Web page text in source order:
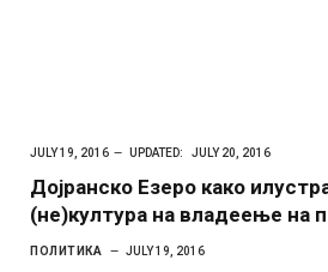
JULY 19, 2016 UPDATED: JULY 20, 2016
Дојранско Езеро како
(не)култура на владеење на
ПОЛИТИКА JULY 19, 2016